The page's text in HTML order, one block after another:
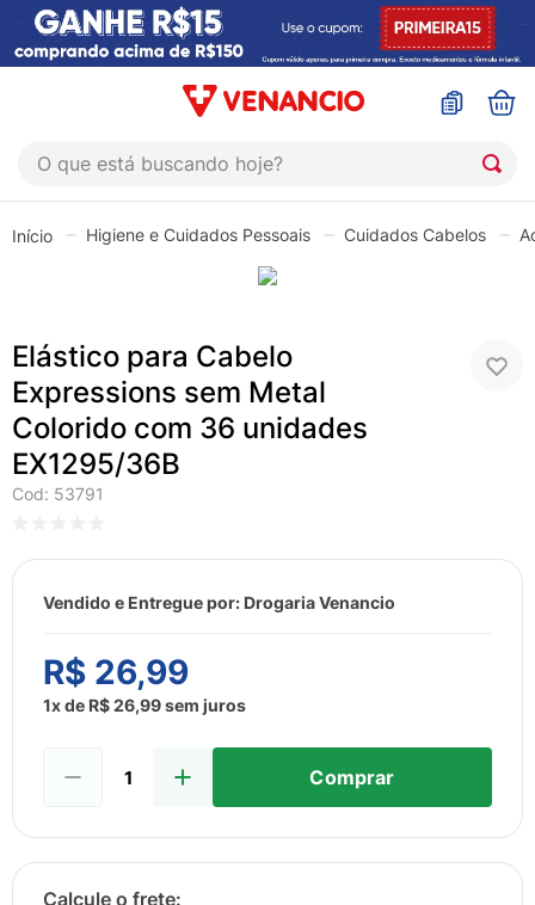
O que está buscando hoje?
Higiene e Cuidados Pessoais Cuidados Cabelos
Elástico para Cabelo
Expressions sem Metal
Colorido com 36 unidades
EX1295/36B
Cod: 53791
Vendido e Entregue por: Drogaria Venancio
R$ 26,99
1x de R$26,99sem juros
Comprar
º
sinustrat
4º
shampoo
admuc
6º